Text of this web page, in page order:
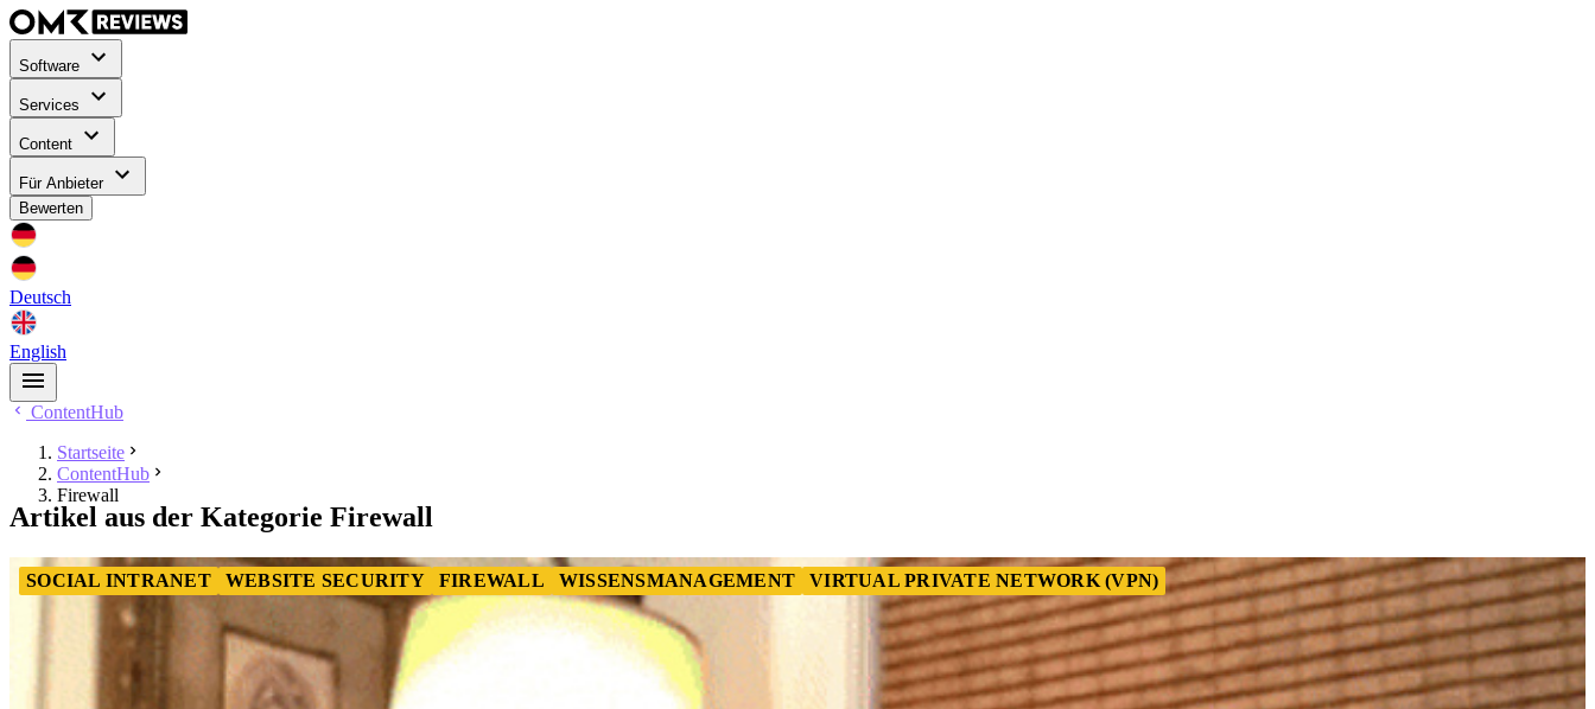
Software
Services
Content
Für Anbieter
Bewerten
Deutsch
English
ContentHub
Startseite
ContentHub
Firewall
Artikel aus der Kategorie Firewall
SOCIAL INTRANET WEBSITE SECURITY FIREWALL WISSENSMANAGEMENT VIRTUAL PRIVATE NETWORK (VPN)